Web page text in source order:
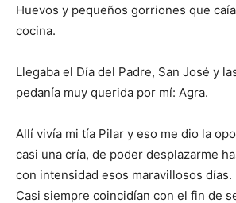
Huevos y pequeños gorriones que
cocina.
Llegaba el Día del Padre, San José y
pedanía muy querida por mí: Agra.
Allí vivía mi tía Pilar y eso me dio la
casi una cría, de poder desplazarme
con intensidad esos maravillosos días.
Casi siempre coincidían con el fin de